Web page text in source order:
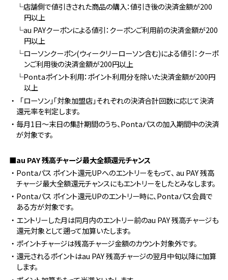
└店舗側で値引きされた商品の購入：値引き後の決済金額が200
円以上
└au PAYクーポンによる値引：クーポンご利用前の決済金額が200
円以上
└ローソンクーポン(ウィークリーローソン含む)による値引：クーポ
ンご利用後の決済金額が200円以上
└Pontaポイント利用：ポイント利用分を除いた決済金額が200円
以上
・「ローソン」「対象加盟店」それぞれの決済合計回数に応じて決済
還元率を判定します。
・毎月1日～末日の集計期間のうち、Pontaパスの加入期間中の決済
が対象です。
■au PAY 残高チャージ最大全額還元チャンス
・Pontaパス ポイント還元UPへのエントリーをもって、 au PAY 残高
チャージ最大全額還元チャンスにもエントリーをしたとみなします。
・Pontaパス ポイント還元UPのエントリー時に、Pontaパス会員で
ある方が対象です。
・エントリーした月は同月内のエントリー前のau PAY 残高チャージも
還元対象として遡って加算いたします。
・ポイントチャージは残高チャージ金額のカウント対象外です。
・還元されるポイントはau PAY 残高チャージの翌月中旬以降に加算
します。